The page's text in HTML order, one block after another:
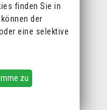
2
in
finden Sie in
der
eine selektive
zu